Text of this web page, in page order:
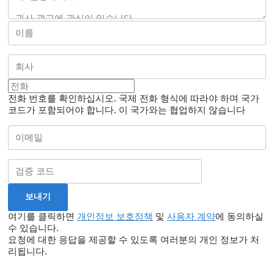
전화 번호를 확인하십시오. 국제 전화 형식에 따라야 하며 국가
코드가 포함되어야 합니다. 이 국가와는 협업하지 않습니다
여기를 클릭하면 개인정보 보호정책 및 사용자 계약에 동의하실
수 있습니다.
요청에 대한 응답을 제공할 수 있도록 여러분의 개인 정보가 처
리됩니다.